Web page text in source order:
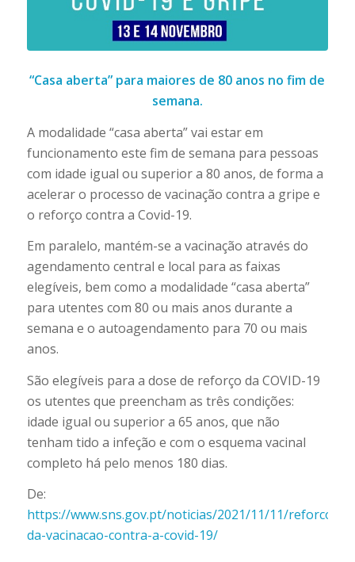
“Casa aberta” para maiores de 80 anos no fim de
semana.
A modalidade “casa aberta” vai estar em
funcionamento este fim de semana para pessoas
com idade igual ou superior a 80 anos, de forma a
acelerar o processo de vacinação contra a gripe e
o reforço contra a Covid-19.
Em paralelo, mantém-se a vacinação através do
agendamento central e local para as faixas
elegíveis, bem como a modalidade “casa aberta”
para utentes com 80 ou mais anos durante a
semana e o autoagendamento para 70 ou mais
anos.
São elegíveis para a dose de reforço da COVID-19
os utentes que preencham as três condições:
idade igual ou superior a 65 anos, que não
tenham tido a infeção e com o esquema vacinal
completo há pelo menos 180 dias.
De:
https://www.sns.gov.pt/noticias/2021/11/11/reforco-
da-vacinacao-contra-a-covid-19/